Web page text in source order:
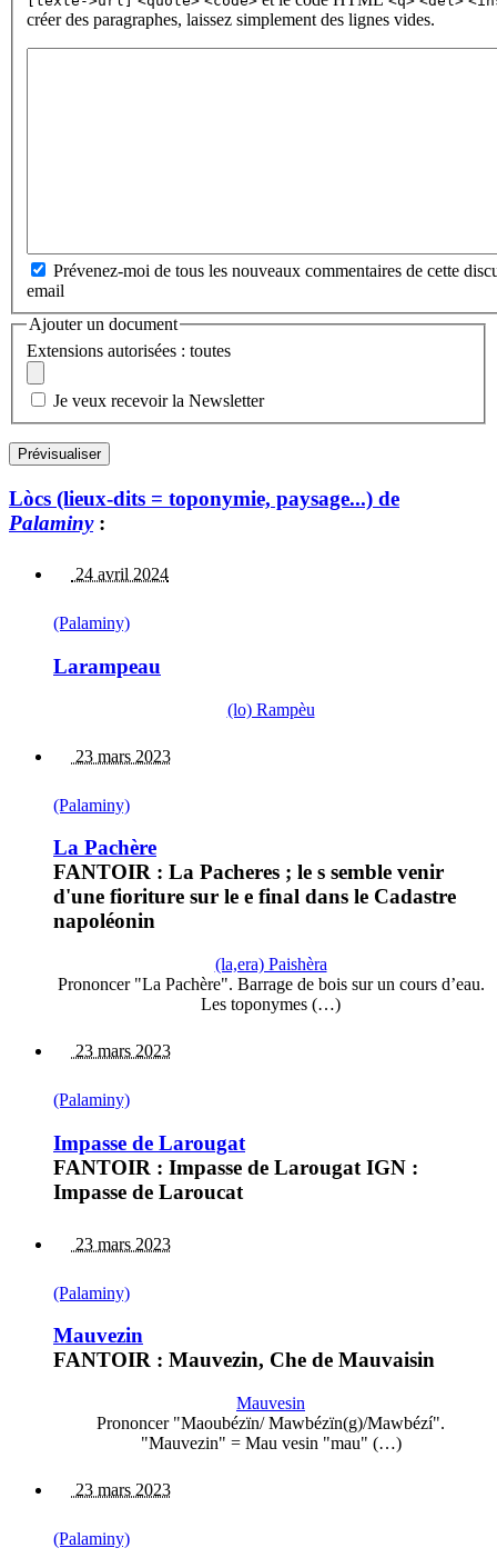
créer des paragraphes, laissez simplement des lignes vides.
Prévenez-moi de tous les nouveaux commentaires de cette
email
Ajouter un document
Extensions autorisées : toutes
Je veux recevoir la Newsletter
Lòcs (lieux-dits = toponymie, paysage...) de
Palaminy:
24 avril 2024
(Palaminy)
Larampeau
(lo) Rampèu
23 mars 2023
(Palaminy)
La Pachère
FANTOIR : La Pacheres ; le s semble venir
d'une fioriture sur le e final dans le Cadastre
napoléonin
(la,era) Paishèra
Prononcer "La Pachère". Barrage de bois sur un cours d’eau.
Les toponymes (…)
23 mars 2023
(Palaminy)
Impasse de Larougat
FANTOIR : Impasse de Larougat IGN :
Impasse de Laroucat
23 mars 2023
(Palaminy)
Mauvezin
FANTOIR : Mauvezin, Che de Mauvaisin
Mauvesin
Prononcer "Maoubézïn/ Mawbézïn(g)/Mawbézí".
"Mauvezin" = Mau vesin "mau" (…)
23 mars 2023
(Palaminy)